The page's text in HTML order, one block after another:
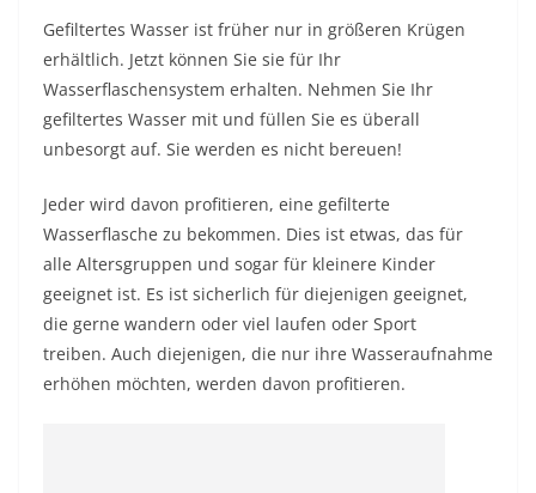
Gefiltertes Wasser ist früher nur in größeren Krügen
erhältlich. Jetzt können Sie sie für Ihr
Wasserflaschensystem erhalten. Nehmen Sie Ihr
gefiltertes Wasser mit und füllen Sie es überall
unbesorgt auf. Sie werden es nicht bereuen!
Jeder wird davon profitieren, eine gefilterte
Wasserflasche zu bekommen. Dies ist etwas, das für
alle Altersgruppen und sogar für kleinere Kinder
geeignet ist. Es ist sicherlich für diejenigen geeignet,
die gerne wandern oder viel laufen oder Sport
treiben. Auch diejenigen, die nur ihre Wasseraufnahme
erhöhen möchten, werden davon profitieren.